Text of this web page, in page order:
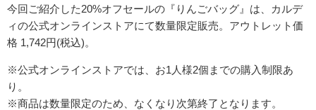
今回ご紹介した20%オフセールの『りんごバッグ』は、
カルデ
ィの公式オンラインストアにて数量限定販売。アウトレット価
格 1,742円(税込)。
※公式オンラインストアでは、 お1人様2個までの購入制限あ
り。
※商品は数量限定のため、なくなり次第終了となります。